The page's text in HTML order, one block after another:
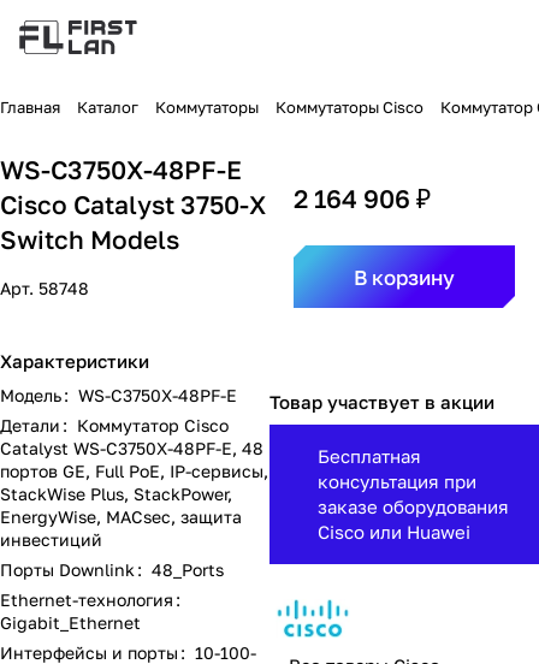
Главная Каталог Коммутаторы Коммутаторы Cisco Коммутатор
WS-C3750X-48PF-E
Cisco Catalyst 3750-X
Switch Models
Арт. 58748
Характеристики
Модель: WS-C3750X-48PF-E
Детали: Коммутатор Cisco
Catalyst WS-C3750X-48PF-E, 48
портов GE, Full PoE, IP-сервисы,
StackWise Plus, StackPower,
EnergyWise, MACsec, защита
инвестиций
Порты Downlink: 48_Ports
Ethernet-технология:
Gigabit_Ethernet
Интерфейсы и порты: 10-100-
2 164 906 ₽
В корзину
Товар участвует в акции
Бесплатная
консультация при
заказе оборудования
Cisco или Huawei